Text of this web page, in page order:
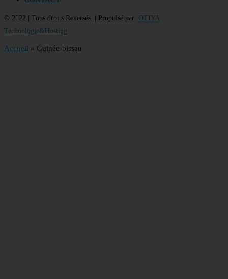
© 2022 | Tous droits Reversés. | Propulsé par OTIYA
Technologie&Hosting
Accueil » Guinée-bissau